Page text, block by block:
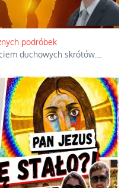
dotacji
kulisy powstawania swoich
z ich finansowaniem oraz
...